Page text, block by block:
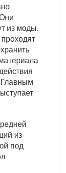
из моды.
Главным
из
под